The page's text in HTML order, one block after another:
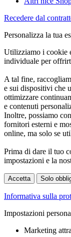
Recedere dal
Personalizza la tua
Utilizziamo i cookie
individuale per
A tal fine,
e sui dispositivi che
ottimizzare
e contenuti
Inoltre, possiamo
fornitori esterni e
online, ma solo se
Prima di dare il tuo
impostazioni e la
Accetta Solo
Informativa sulla
Impostazioni
Marketing